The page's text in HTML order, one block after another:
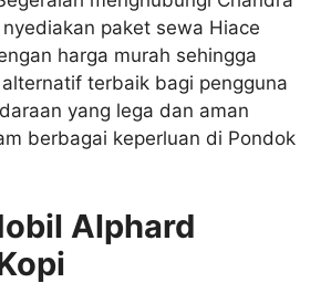
nyediakan paket sewa Hiace
harga murah sehingga
terbaik bagi pengguna
yang lega dan aman
berbagai keperluan di Pondok
Alphard